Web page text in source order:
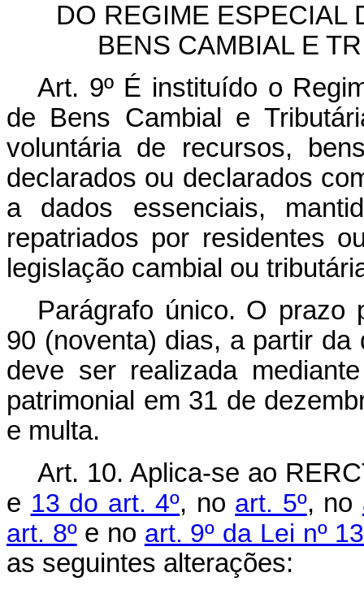
DO REGIME ESPECIAL
BENS CAMBIAL E
Art. 9º É instituído o
de Bens Cambial e
voluntária de recursos,
declarados ou declarados
a dados essenciais,
repatriados por residentes
legislação cambial ou
Parágrafo único. O prazo
90 (noventa) dias, a partir
deve ser realizada
patrimonial em 31 de
e multa.
Art. 10. Aplica-se ao
e 13 do art. 4º, no art. 5º, no
art. 8ºe no art. 9º da Lei nº
as seguintes alterações: